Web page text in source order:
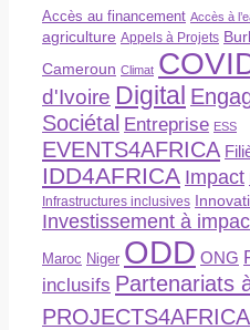
Accès au financement Accès à
agriculture Appels à Projets
Cameroun Climat
d'Ivoire Digital
Sociétal Entreprise ESS
EVENTS4AFRICA
IDD4AFRICA Impact
Infrastructures inclusives
Investissement à
Maroc Niger ODD ONG
inclusifs Partenariats
PROJECTS4AFRICA